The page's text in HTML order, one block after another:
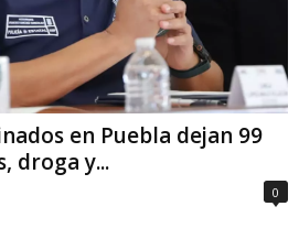
en Puebla dejan 99
droga y...
0